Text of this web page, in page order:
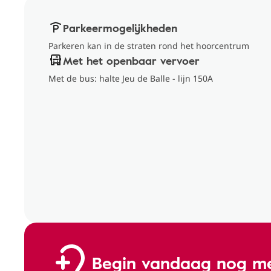
Parkeermogelijkheden
Parkeren kan in de straten rond het hoorcentrum
Met het openbaar vervoer
Met de bus: halte Jeu de Balle - lijn 150A
Begin vandaag nog